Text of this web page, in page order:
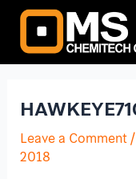
Skip
content
Leave a Comment
2018
Post
navigation